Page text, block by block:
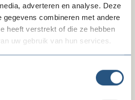
adverteren en analyse. Deze
gegevens combineren met andere
heeft verstrekt of die ze hebben
uw gebruik van hun services.